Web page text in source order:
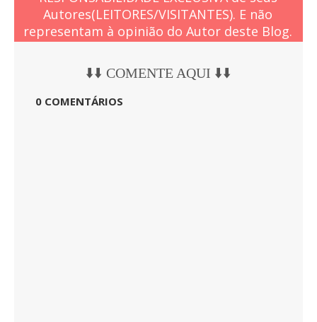
Autores(LEITORES/VISITANTES). E não
representam à opinião do Autor deste Blog.
⬇️⬇️ COMENTE AQUI ⬇️⬇️
0 COMENTÁRIOS